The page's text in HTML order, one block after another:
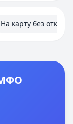
На карту без отказа